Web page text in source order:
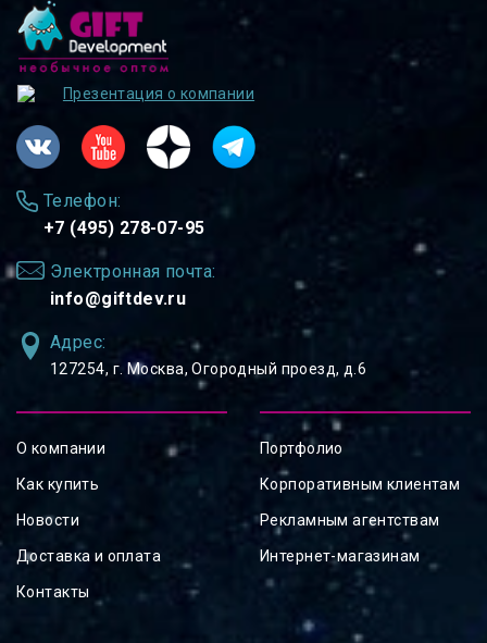
Презентация о компании
Телефон:
+7 (495) 278-07-95
Электронная почта:
info@giftdev.ru
Адрес:
127254, ⁠г. Москва, Огородный проезд, д.6
О компании
Как купить
Новости
Доставка и оплата
Контакты
Портфолио
Корпоративным клиентам
Рекламным агентствам
Интернет-магазинам